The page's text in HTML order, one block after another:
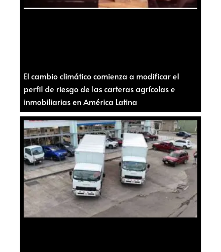
El cambio climático comienza a modificar el
perfil de riesgo de las carteras agrícolas e
inmobiliarias en América Latina